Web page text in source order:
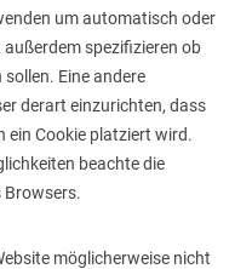
um automatisch oder
spezifizieren ob
Eine andere
derart einzurichten, dass
ein Cookie platziert wird.
beachte die
Browsers.
möglicherweise nicht